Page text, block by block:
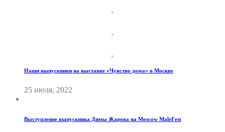
Наши выпускники на выставке «Чувство дома» в Москве
25 июля, 2022
Выступление выпускника Димы Жарова на Moscow MaleFest